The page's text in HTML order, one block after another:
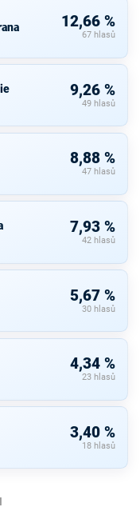
12,66 %
67 hlasů
9,26 %
49 hlasů
8,88 %
47 hlasů
7,93 %
42 hlasů
5,67 %
30 hlasů
4,34 %
23 hlasů
3,40 %
18 hlasů